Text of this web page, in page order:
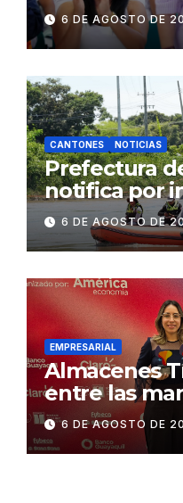
fenómeno
Gobierno
2.500
6 DE AGOSTO DE
CANTONES NOTICIAS
Prefectura
notifica por
contractual
exige
desmontaje
Gonzalo
Daule
6 DE AGOSTO DE
EMPRESARIAL
Almacenes
entre las
influyentes
6 DE AGOSTO DE